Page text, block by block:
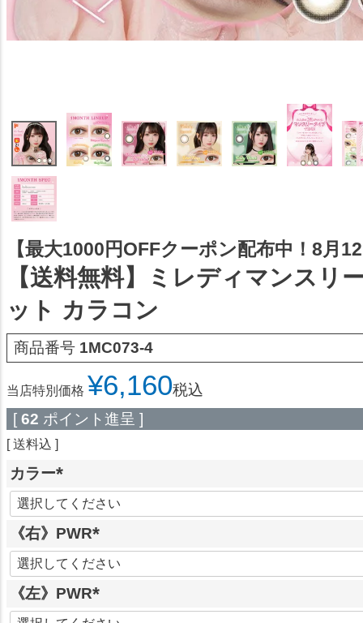
【最大1000円OFFクーポン配布中！8月
【送料無料】ミレディマンスリ
ット カラコン
商品番号 1MC073-4
当店特別価格 ¥6,160税込
[ 62 ポイント進呈 ]
送料込
カラー
(
必
須
)
《右》PWR
(
必
須
)
《左》PWR
(